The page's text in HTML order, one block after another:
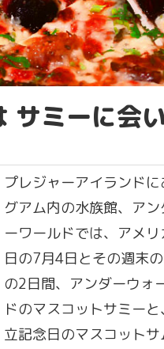
サミーに会
プレジャーアイランド
グアム内の水族館、ア
ーワールドでは、アメ
日の7月4日とその週末
の2日間、アンダーウォ
ドのマスコットサミー
立記念日のマスコット